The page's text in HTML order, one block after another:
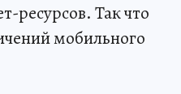
ресурсов. Так что
мобильного